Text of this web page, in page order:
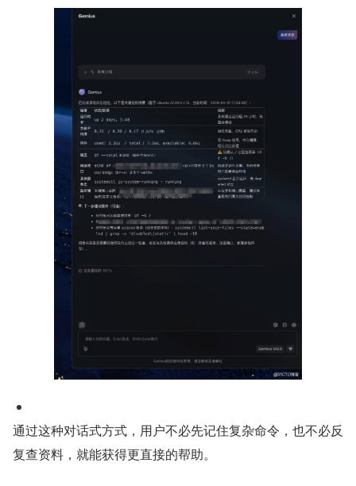
通过这种对话式方式，用户不必先记住复杂命令，也不必反
复查资料，就能获得更直接的帮助。